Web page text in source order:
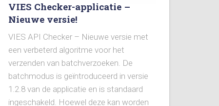
VIES Checker-applicatie –
Nieuwe versie!
VIES API Checker – Nieuwe versie met
een verbeterd algoritme voor het
verzenden van batchverzoeken. De
batchmodus is geïntroduceerd in versie
1.2.8 van de applicatie en is standaard
ingeschakeld. Hoewel deze kan worden